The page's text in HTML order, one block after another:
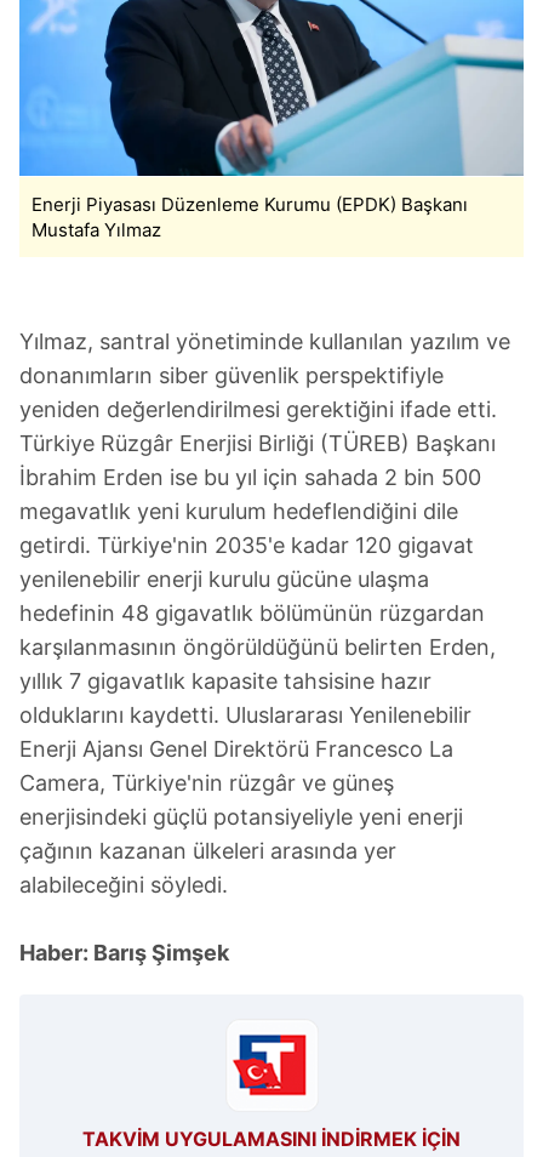
Enerji Piyasası Düzenleme Kurumu (EPDK) Başkanı
Mustafa Yılmaz
Yılmaz, santral yönetiminde kullanılan yazılım ve
donanımların siber güvenlik perspektifiyle
yeniden değerlendirilmesi gerektiğini ifade etti.
Türkiye Rüzgâr Enerjisi Birliği (TÜREB) Başkanı
İbrahim Erden ise bu yıl için sahada 2 bin 500
megavatlık yeni kurulum hedeflendiğini dile
getirdi. Türkiye'nin 2035'e kadar 120 gigavat
yenilenebilir enerji kurulu gücüne ulaşma
hedefinin 48 gigavatlık bölümünün rüzgardan
karşılanmasının öngörüldüğünü belirten Erden,
yıllık 7 gigavatlık kapasite tahsisine hazır
olduklarını kaydetti. Uluslararası Yenilenebilir
Enerji Ajansı Genel Direktörü Francesco La
Camera, Türkiye'nin rüzgâr ve güneş
enerjisindeki güçlü potansiyeliyle yeni enerji
çağının kazanan ülkeleri arasında yer
alabileceğini söyledi.
Haber: Barış Şimşek
TAKVİM UYGULAMASINI İNDİRMEK İÇİN